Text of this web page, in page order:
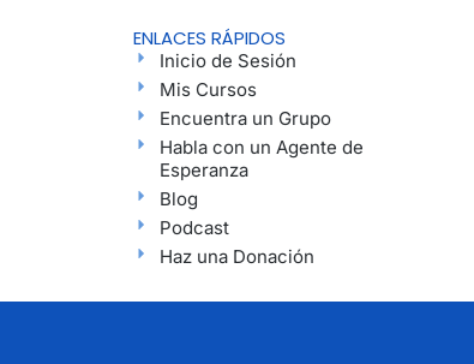
ENLACES RÁPIDOS
Inicio de Sesión
Mis Cursos
Encuentra un Grupo
Habla con un Agente de
Esperanza
Blog
Podcast
Haz una Donación